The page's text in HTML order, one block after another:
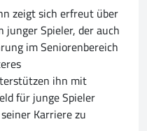
zeigt sich erfreut über
junger Spieler, der auch
im Seniorenbereich
ihn mit
für junge Spieler
Karriere zu